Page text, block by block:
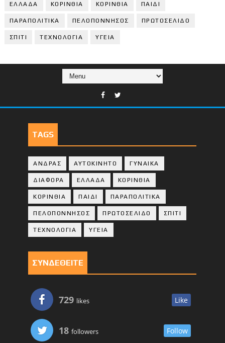
ΕΛΛΑΔΑ ΚΟΡΙΝΘΙΑ ΚΟΡΙΝΘΙA ΠΑΙΔΙ
ΠΑΡΑΠΟΛΙΤΙΚΑ ΠΕΛΟΠΟΝΝΗΣΟΣ ΠΡΩΤΟΣΕΛΙΔΟ
ΣΠΙΤΙ ΤΕΧΝΟΛΟΓΙΑ ΥΓΕΙΑ
TAGS
ΑΝΔΡΑΣ ΑΥΤΟΚΙΝΗΤΟ ΓΥΝΑΙΚΑ
ΔΙΑΦΟΡΑ ΕΛΛΑΔΑ ΚΟΡΙΝΘΙΑ
ΚΟΡΙΝΘΙA ΠΑΙΔΙ ΠΑΡΑΠΟΛΙΤΙΚΑ
ΠΕΛΟΠΟΝΝΗΣΟΣ ΠΡΩΤΟΣΕΛΙΔΟ ΣΠΙΤΙ
ΤΕΧΝΟΛΟΓΙΑ ΥΓΕΙΑ
ΣΥΝΔΕΘΕΙΤΕ
729 likes Like
18 followers Follow